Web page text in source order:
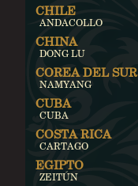
CHILE
ANDACOLLO
CHINA
DONG LU
COREA DEL SUR
NAMYANG
CUBA
CUBA
COSTA RICA
CARTAGO
EGIPTO
ZEITÚN